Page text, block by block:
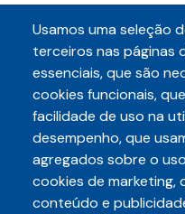
Auditece e Sintaf
obter informações
movimento grevista
As entidades
protocolaram,
(29/07), requerimento
Usamos uma seleção
terceiros nas páginas
essenciais, que são
cookies funcionais,
facilidade de uso na
desempenho, que
agregados sobre o
cookies de marketing,
conteúdo e